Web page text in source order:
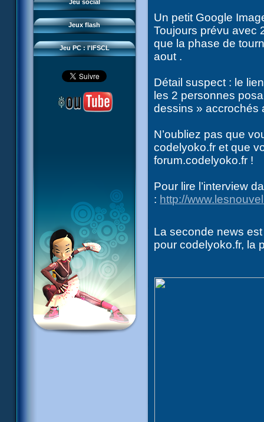
Jeu social
Jeux flash
Sector 2 Escape
Jeu PC : l'IFSCL
Téléchargements
Réseau IFSCL
Un petit Google
Toujours prévu avec
que la phase de
aout .
Détail suspect : le
les 2 personnes
dessins » accrochés
N’oubliez pas que
codelyoko.fr et que
forum.codelyoko.fr !
Pour lire l’interview
: http://
La seconde news
pour codelyoko.fr, la